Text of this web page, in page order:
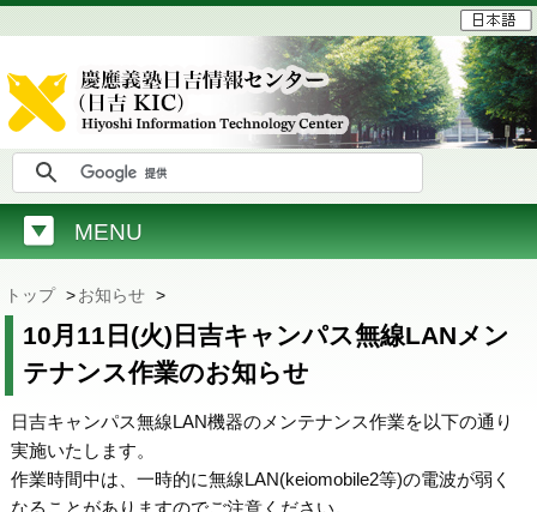
MENU
トップ >お知らせ >
10月11日(火)日吉キャンパス無線LANメン
テナンス作業のお知らせ
日吉キャンパス無線LAN機器のメンテナンス作業を以下の通り
実施いたします。
作業時間中は、一時的に無線LAN(keiomobile2等)の電波が弱く
なることがありますのでご注意ください。